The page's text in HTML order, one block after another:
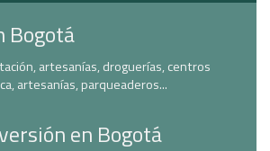
Bogotá
artesanías, droguerías, centros
artesanías, parqueaderos...
en Bogotá